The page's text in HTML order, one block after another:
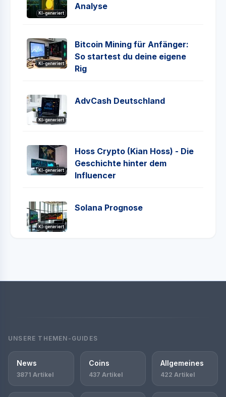
KI-generiert
Analyse
KI-generiert
Bitcoin Mining für Anfänger:
So startest du deine eigene
Rig
KI-generiert
AdvCash Deutschland
KI-generiert
Hoss Crypto (Kian Hoss) - Die
Geschichte hinter dem
Influencer
KI-generiert
Solana Prognose
UNSERE THEMEN-GUIDES
News
3871 Artikel
Coins
437 Artikel
Allgemeines
422 Artikel